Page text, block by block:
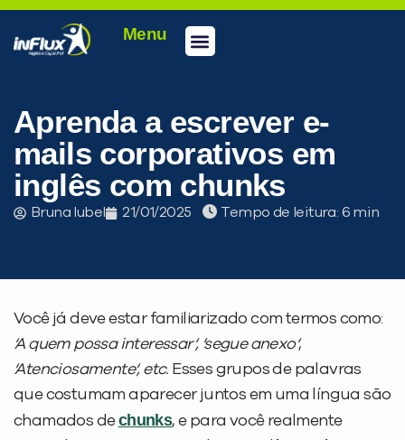
Menu
Aprenda a escrever e-
mails corporativos em
inglês com chunks
Bruna Iubel 21/01/2025 Tempo de leitura:
Você já deve estar familiarizado com termos como:
‘A quem possa interessar‘, ‘segue anexo‘,
‘Atenciosamente‘, etc. Esses grupos de palavras
que costumam aparecer juntos em uma língua são
chamados dechunks, e para você realmente